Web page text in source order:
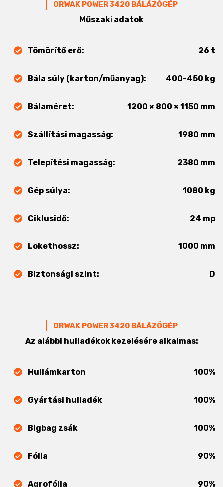
ORWAK POWER 3420 BÁLÁZÓGÉP
Műszaki adatok
Tömörítő erő: 26 t
Bála súly (karton/műanyag): 400-450 kg
Bálaméret: 1200 × 800 × 1150 mm
Szállítási magasság: 1980 mm
Telepítési magasság: 2380 mm
Gép súlya: 1080 kg
Ciklusidő: 24 mp
Lökethossz: 1000 mm
Biztonsági szint: D
ORWAK POWER 3420 BÁLÁZÓGÉP
Az alábbi hulladékok kezelésére alkalmas:
Hullámkarton 100%
Gyártási hulladék 100%
Bigbag zsák 100%
Fólia 90%
Agrofólia 90%